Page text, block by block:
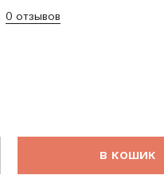
0 отзывов
в кошик